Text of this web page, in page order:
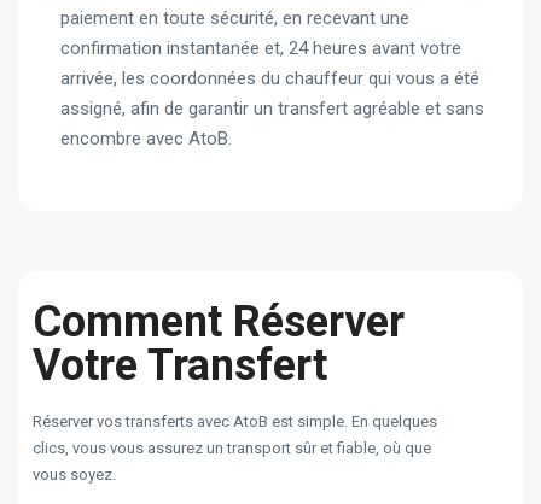
paiement en toute sécurité, en recevant une
confirmation instantanée et, 24 heures avant votre
arrivée, les coordonnées du chauffeur qui vous a été
assigné, afin de garantir un transfert agréable et sans
encombre avec AtoB.
Comment Réserver
Votre Transfert
Réserver vos transferts avec AtoB est simple. En quelques
clics, vous vous assurez un transport sûr et fiable, où que
vous soyez.